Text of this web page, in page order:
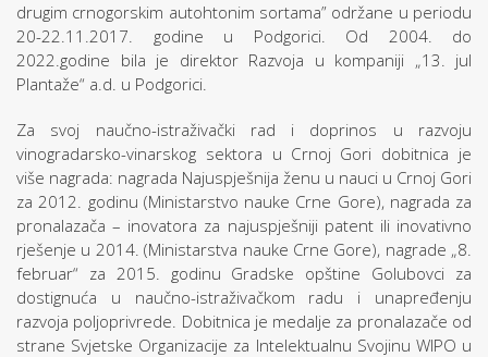
drugim crnogorskim autohtonim sortama” održane u periodu
20-22.11.2017. godine u Podgorici. Od 2004. do
2022.godine bila je direktor Razvoja u kompaniji „13. jul
Plantaže“ a.d. u Podgorici.
Za svoj naučno-istraživački rad i doprinos u razvoju
vinogradarsko-vinarskog sektora u Crnoj Gori dobitnica je
više nagrada: nagrada Najuspješnija ženu u nauci u Crnoj Gori
za 2012. godinu (Ministarstvo nauke Crne Gore), nagrada za
pronalazača – inovatora za najuspješniji patent ili inovativno
rješenje u 2014. (Ministarstva nauke Crne Gore), nagrade „8.
februar“ za 2015. godinu Gradske opštine Golubovci za
dostignuća u naučno-istraživačkom radu i unapređenju
razvoja poljoprivrede. Dobitnica je medalje za pronalazače od
strane Svjetske Organizacije za Intelektualnu Svojinu WIPO u